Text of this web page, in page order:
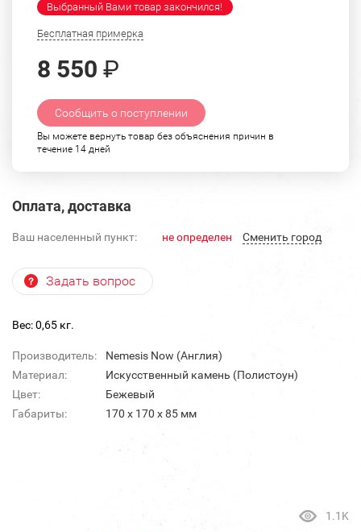
Выбранный Вами товар закончился!
Бесплатная примерка
8 550 ₽
Сообщить о поступлении
Вы можете вернуть товар без объяснения причин в
течение 14 дней
Оплата, доставка
Ваш населенный пункт: не определен Cменить город
Задать вопрос
Вес: 0,65 кг.
Производитель:
Nemesis Now (Англия)
Материал:
Искусственный камень (Полистоун)
Цвет:
Бежевый
Габариты:
170 x 170 x 85 мм
1.1K